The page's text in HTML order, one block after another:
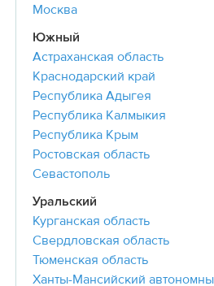
Москва
Южный
Астраханская область
Краснодарский край
Республика Адыгея
Республика Калмыкия
Республика Крым
Ростовская область
Севастополь
Уральский
Курганская область
Свердловская область
Тюменская область
Ханты-Мансийский